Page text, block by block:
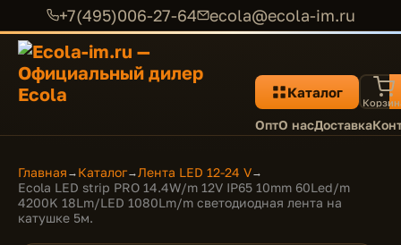
+7(495)006-27-64 ecola@ecola-im.ru
Каталог
ОптО насДоставка
Главная → Каталог→Лента LED 12-24 V→
Ecola LED strip PRO 14.4W/m 12V IP65 10mm 60Led/m
4200K 18Lm/LED 1080Lm/m светодиодная лента на
катушке 5м.